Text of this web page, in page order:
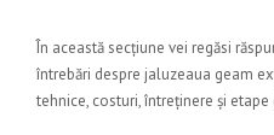
În această secțiune vei regăsi
întrebări despre jaluzeaua geam
tehnice, costuri, întreținere și